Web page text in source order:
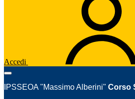
Accedi
IPSSEOA "Massimo Alberini" Corso